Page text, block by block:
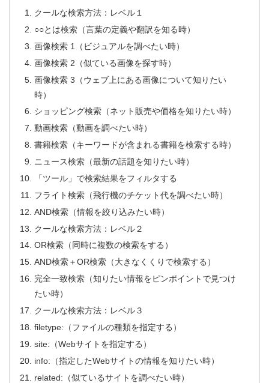
クールな検索方法：レベル１
○○とは検索（言葉の定義や翻訳を知る時）
画像検索 1（ビジュアルを調べたい時）
画像検索 2（似ている画像を探す時）
画像検索 3（ウェブ上にある画像について知りたい
時）
ショッピング検索（ネット販売や価格を知りたい時）
動画検索（動画を調べたい時）
書籍検索（キーワードが含まれる書籍を検索する時）
ニュース検索（最新の話題を知りたい時）
「ツール」で検索結果をフィルタする
フライト検索（飛行機のチケット代を調べたい時）
AND検索（情報を絞り込みたい時）
クールな検索方法：レベル２
OR検索（同時に複数の検索をする）
AND検索＋OR検索（大きなくくりで検索する）
完全一致検索（知りたい情報をピンポイントで見つけ
たい時）
クールな検索方法：レベル３
filetype:（ファイルの種類を指定する）
site:（Webサイトを指定する）
info:（指定したWebサイトの情報を知りたい時）
related:（似ているサイトを調べたい時）